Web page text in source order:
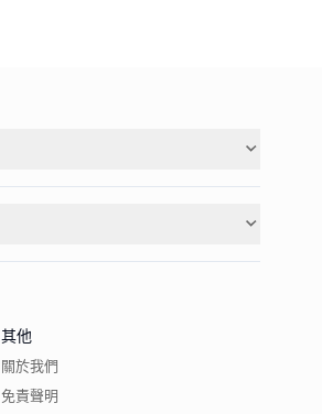
其他
關於我們
免責聲明